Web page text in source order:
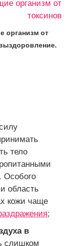
организм от
тело
Особого
область
кожи чаще
;
в
слишком